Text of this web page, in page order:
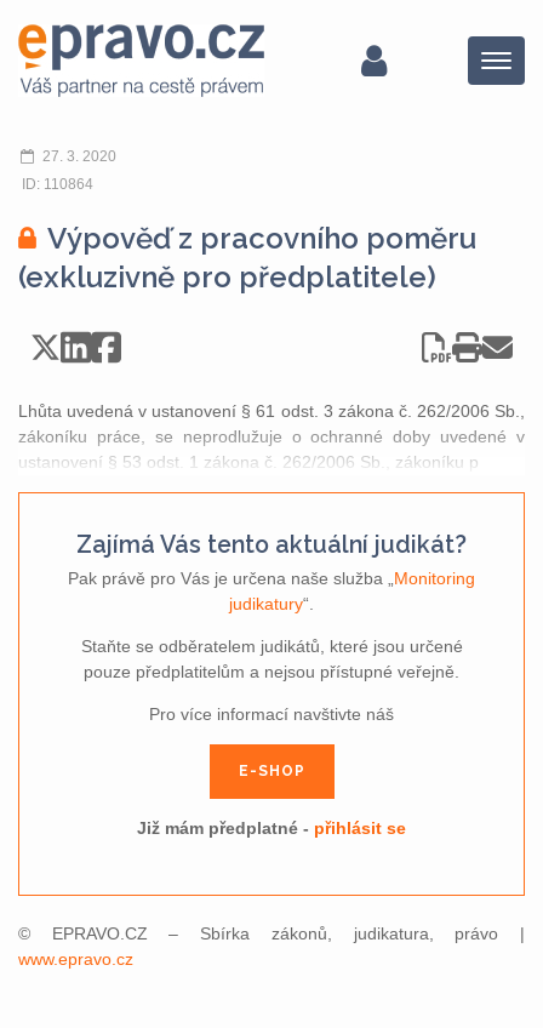
Menu
27. 3. 2020
ID: 110864
Výpověď z pracovního poměru
(exkluzivně pro předplatitele)
Lhůta uvedená v ustanovení § 61 odst. 3 zákona č. 262/2006 Sb.,
zákoníku práce, se neprodlužuje o ochranné doby uvedené v
ustanovení § 53 odst. 1 zákona č. 262/2006 Sb., zákoníku p
Zajímá Vás tento aktuální judikát?
Pak právě pro Vás je určena naše služba „ Monitoring
judikatury“.
Staňte se odběratelem judikátů, které jsou určené
pouze předplatitelům a nejsou přístupné veřejně.
Pro více informací navštivte náš
E-SHOP
Již mám předplatné - přihlásit se
© EPRAVO.CZ – Sbírka zákonů, judikatura, právo |
www.epravo.cz